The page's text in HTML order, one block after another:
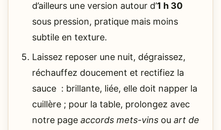
d’ailleurs une version autour d’1 h 30
sous pression, pratique mais moins
subtile en texture.
Laissez reposer une nuit, dégraissez,
réchauffez doucement et rectifiez la
sauce : brillante, liée, elle doit napper la
cuillère ; pour la table, prolongez avec
notre page accords mets-vins ou art de